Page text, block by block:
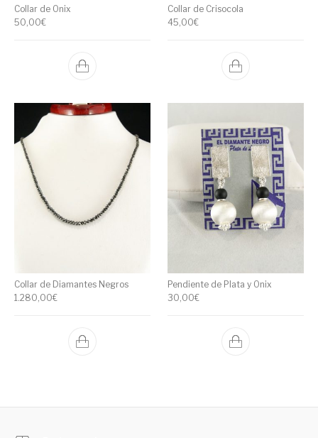
Collar de Onix
50,00€
Collar de Crisocola
45,00€
Collar de Diamantes Negros
1.280,00€
Pendiente de Plata y Onix
30,00€